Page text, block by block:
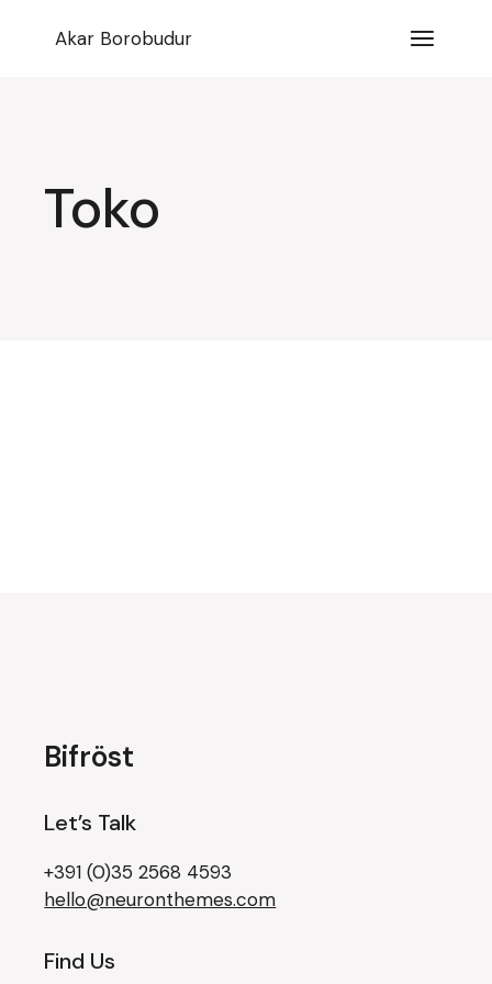
kontenAkar Borobudur
Toko
Bifröst
Let’s Talk
+391 (0)35 2568 4593
hello@neuronthemes.com
Find Us